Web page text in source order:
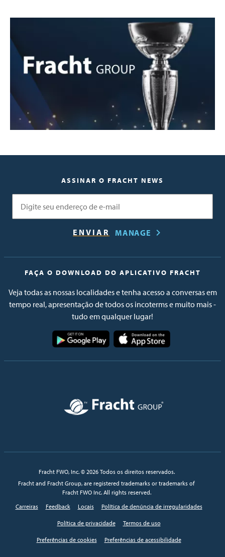
ASSINAR O FRACHT NEWS
MANAGE
FAÇA O DOWNLOAD DO APLICATIVO FRACHT
Veja todas as nossas localidades e tenha acesso a conversas em
tempo real, apresentação de todos os incoterms e muito mais -
tudo em qualquer lugar!
Imagem
Imagem
Fracht FWO, Inc. © 2026 Todos os direitos reservados.
Fracht and Fracht Group, are registered trademarks or trademarks of
Fracht FWO Inc. All rights reserved.
Carreiras
Feedback Locais Política de denúncia de irregularidades
Política de privacidade Termos de uso
Preferências de cookies Preferências de acessibilidade